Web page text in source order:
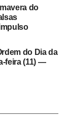
revoga o
trata do
de Lei nº
Moreira da
do
do Dia da
feira (11) —